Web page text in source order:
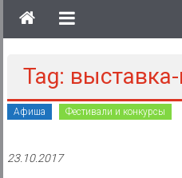
Фурмановского
района
Муниципальное
казенное
Tag:
Афиша Фестивали и конкурсы
23.10.2017